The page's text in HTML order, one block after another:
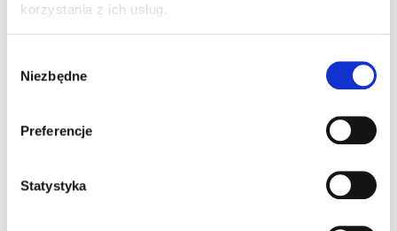
korzystania z ich usług.
zgody
Niezbędne
Preferencje
Statystyka
(m.in. IELTS, TOEFL, C1) i wyposażamy w pewność
Zobacz egzaminy i ścieżki certyfikacji
Praktyczny trening egzaminacyjny, abyś uzyskał
Pewność w komunikacji akademickiej od eseju do
debaty